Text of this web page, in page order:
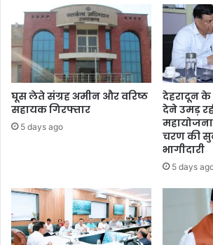
घूस लेते संग्रह अमीन और वरिष्ठ
सहायक गिरफ्तार
5 days ago
देहरादून
देने उमड़
चरण की
भागीदारी
5 days